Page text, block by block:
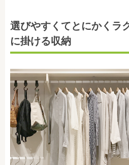
選びやすくてとにかくラ
に掛ける収納